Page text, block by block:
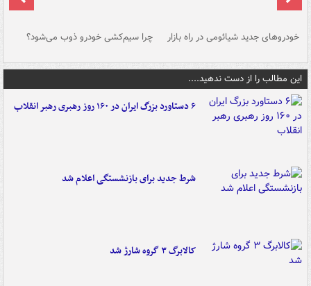
خودروهای جدید شیائومی در راه بازار چرا سیم‌کشی خودرو ذوب می‌شود؟
این مطالب را از دست ندهید....
۶ دستاورد بزرگ ایران در ۱۶۰ روز رهبری رهبر انقلاب
شرط جدید برای بازنشستگی اعلام شد
کالابرگ ۳ گروه شارژ شد